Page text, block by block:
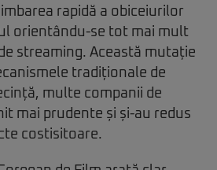
rapidă a obiceiurilor
orientându-se tot mai mult
streaming. Această mutație
tradiționale de
multe companii de
mai prudente și și-au redus
costisitoare.